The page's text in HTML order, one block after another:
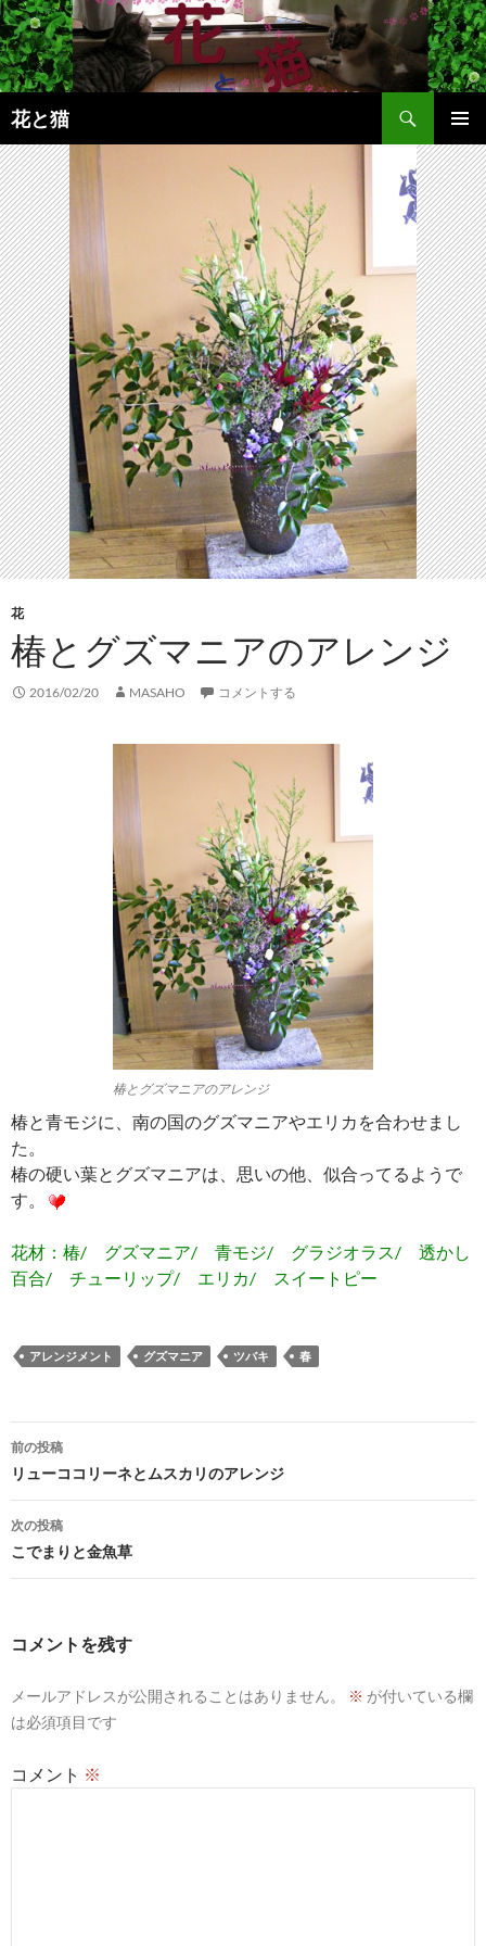
コ
ン
テ
ン
ツ
へ
ス
キ
ッ
プ
花と猫
検
索
メインメ
ニュー
花
椿とグズマニアのアレンジ
2016/02/20 MASAHO コメントする
椿とグズマニアのアレンジ
椿と青モジに、南の国のグズマニアやエリカを合わせまし
た。
椿の硬い葉とグズマニアは、思いの他、似合ってるようで
す。
花材：椿/ グズマニア/ 青モジ/ グラジオラス/ 透かし
百合/ チューリップ/ エリカ/ スイートピー
アレンジメント グズマニア ツバキ 春
投
稿
ナ
ビ
ゲ
ョ
前の投稿
リューココリーネとムスカリのアレンジ
次の投稿
こでまりと金魚草
コメントを残す
メールアドレスが公開されることはありません。 ※ が付いている欄
は必須項目です
コメント ※